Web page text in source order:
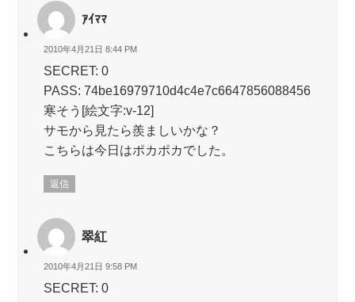
ｱｲﾏﾏ
2010年4月21日 8:44 PM
SECRET: 0
PASS: 74be16979710d4c4e7c6647856088456
寒そう[絵文字:v-12]
サモから見たら羨ましいかな？
こちらは今日はポカポカでした。
返信
翠紅
2010年4月21日 9:58 PM
SECRET: 0